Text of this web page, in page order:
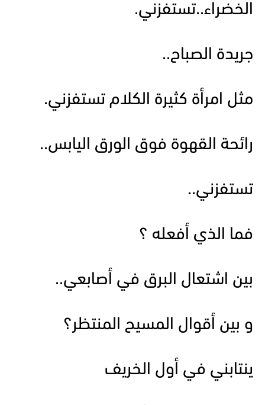
الخضراء..تستفزني.
جريدة الصباح..
مثل امرأة كثيرة الكلام تستفزني.
رائحة القهوة فوق الورق اليابس..
تستفزني..
فما الذي أفعله ؟
بين اشتعال البرق في أصابعي..
و بين أقوال المسيح المنتظر؟
ينتابني في أول الخريف